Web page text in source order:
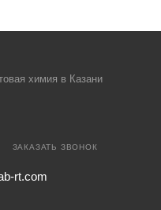
химия в Казани
ЗАКАЗАТЬ ЗВОНОК
rt.com